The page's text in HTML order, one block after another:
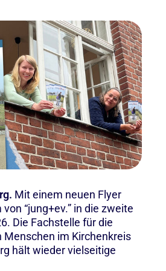
Mit einem neuen Flyer
“jung+ev.” in die zweite
Die Fachstelle für die
im Kirchenkreis
hält wieder vielseitige